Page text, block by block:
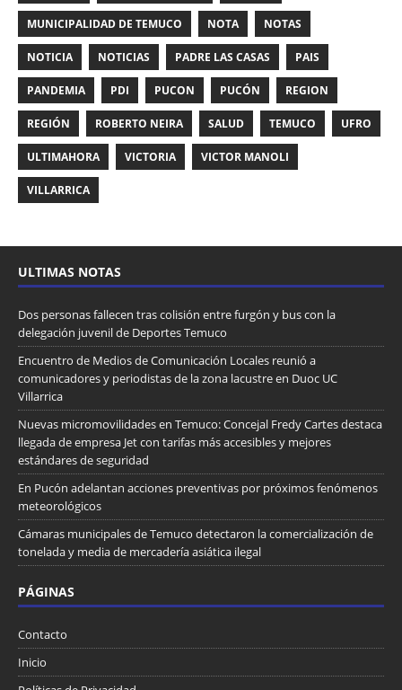
MUNICIPALIDAD DE TEMUCO NOTA NOTAS
NOTICIA NOTICIAS PADRE LAS CASAS PAIS
PANDEMIA PDI PUCON PUCÓN REGION
REGIÓN ROBERTO NEIRA SALUD TEMUCO UFRO
ULTIMAHORA VICTORIA VICTOR MANOLI
VILLARRICA
ULTIMAS NOTAS
Dos personas fallecen tras colisión entre furgón y bus con la
delegación juvenil de Deportes Temuco
Encuentro de Medios de Comunicación Locales reunió a
comunicadores y periodistas de la zona lacustre en Duoc UC
Villarrica
Nuevas micromovilidades en Temuco: Concejal Fredy Cartes destaca
llegada de empresa Jet con tarifas más accesibles y mejores
estándares de seguridad
En Pucón adelantan acciones preventivas por próximos fenómenos
meteorológicos
Cámaras municipales de Temuco detectaron la comercialización de
tonelada y media de mercadería asiática ilegal
PÁGINAS
Contacto
Inicio